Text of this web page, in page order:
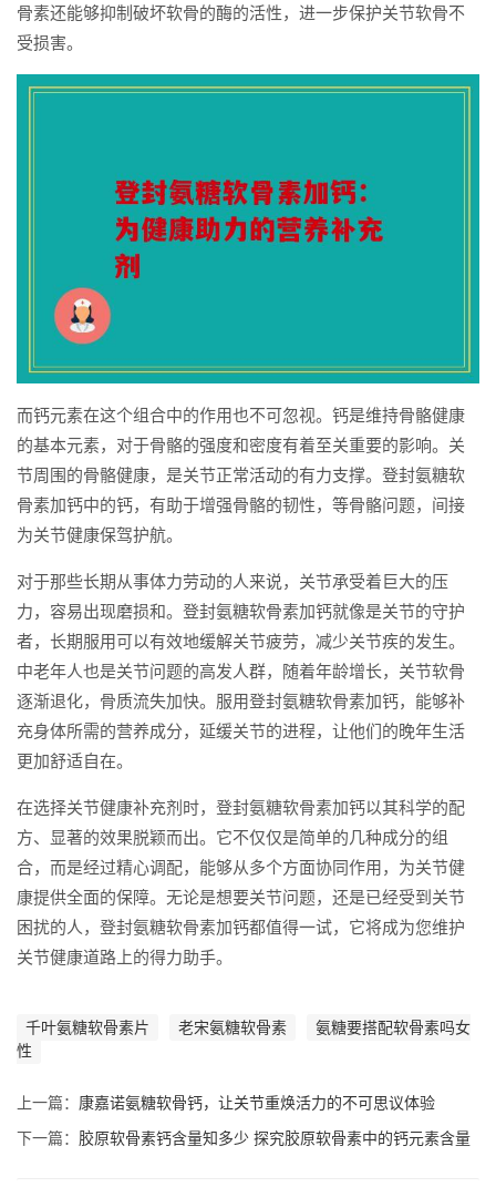
骨素还能够抑制破坏软骨的酶的活性，进一步保护关节软骨不
受损害。
而钙元素在这个组合中的作用也不可忽视。钙是维持骨骼健康
的基本元素，对于骨骼的强度和密度有着至关重要的影响。关
节周围的骨骼健康，是关节正常活动的有力支撑。登封氨糖软
骨素加钙中的钙，有助于增强骨骼的韧性，等骨骼问题，间接
为关节健康保驾护航。
对于那些长期从事体力劳动的人来说，关节承受着巨大的压
力，容易出现磨损和。登封氨糖软骨素加钙就像是关节的守护
者，长期服用可以有效地缓解关节疲劳，减少关节疾的发生。
中老年人也是关节问题的高发人群，随着年龄增长，关节软骨
逐渐退化，骨质流失加快。服用登封氨糖软骨素加钙，能够补
充身体所需的营养成分，延缓关节的进程，让他们的晚年生活
更加舒适自在。
在选择关节健康补充剂时，登封氨糖软骨素加钙以其科学的配
方、显著的效果脱颖而出。它不仅仅是简单的几种成分的组
合，而是经过精心调配，能够从多个方面协同作用，为关节健
康提供全面的保障。无论是想要关节问题，还是已经受到关节
困扰的人，登封氨糖软骨素加钙都值得一试，它将成为您维护
关节健康道路上的得力助手。
千叶氨糖软骨素片 老宋氨糖软骨素
氨糖要搭配软骨素吗女
性
上一篇： 康嘉诺氨糖软骨钙，让关节重焕活力的不可思议体验
下一篇： 胶原软骨素钙含量知多少 探究胶原软骨素中的钙元素含量